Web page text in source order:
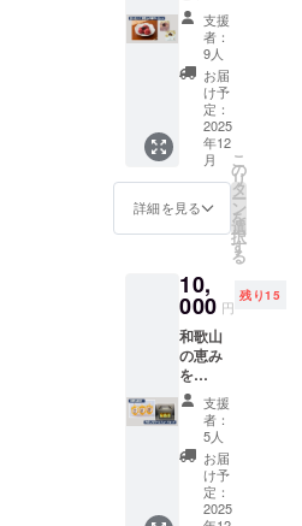
賞味く
ださい
ませ！
【詳
細】 ・
保存方
法：直
射日
光、高
温多湿
を避け
て保存
してく
・賞味
期限：
商品完
成、半
年後の
記載に
なりま
す ・原
料：ア
ラゲき
くらげ
・原産
地：和
品ラベ
ルにて
ご確認
くださ
い。
【総本
家駿河
屋 和歌
浦煎
内容
量：16
枚入り
×8袋) ・
外装寸
法
（縦×横
×高）：
21.5×8.
3×4.4ｃ
ｍ ・賞
味期
限：製
造日よ
り２ヶ
めま
す。 贈
り物や
インテ
リアに
もぴっ
たりで
す。 ※
すべて
のた
め、柄
インは
お選び
いただ
けませ
ん。ご
了承く
ださ
い。
〈サイ
ズ〉 直
径約
6cm（
手作り
のマル
シェ」
キッチ
ンカー
や出店
がずら
りと並
び、ハ
ンドメ
イド雑
貨や占
コー
ナーや
ミュー
ジシャ
ンによ
る生演
奏な
ど、毎
月様々
な催し
物が開
催され
ており
られま
す。 い
とをか
しとの
コラボ
ステッ
カーも
付いて
いま
す！
【提供
×1 →
直径約
8cm/高
さ約
9.2cm/
容量約
300ml
・アク
リル
キーホ
ルダー
×1
→5cm×
歌山の
梅干し
セット
（昔な
がらの
しそ梅
干＋蔵
出し白
梅干）
【提供
内容】
和歌山
県産の
を使用
した、
風味豊
かな梅
干しの2
種セッ
トで
す。
梅・し
そ・塩
のみの
シンプ
ルな材
支援
者：
9人
お届
け予
定：
2025
年12
月
詳細を見る
こ
の
リ
タ
ー
ン
を
選
択
す
る
10,
000 円
残り15
和歌山
の恵み
を
ぎゅっ
と詰め
込ん
だ、温
州みか
んゼ
リー＆
支援
者：
5人
お届
け予
定：
2025